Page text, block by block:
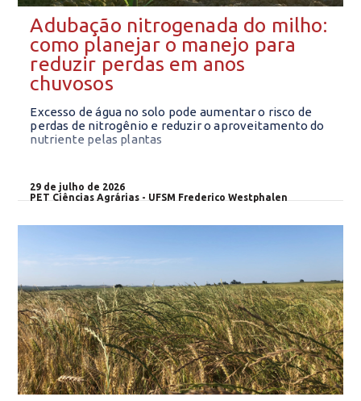
Adubação nitrogenada do milho:
como planejar o manejo para
reduzir perdas em anos
chuvosos
Excesso de água no solo pode aumentar o risco de
perdas de nitrogênio e reduzir o aproveitamento do
nutriente pelas plantas
29 de julho de 2026
PET Ciências Agrárias - UFSM Frederico Westphalen